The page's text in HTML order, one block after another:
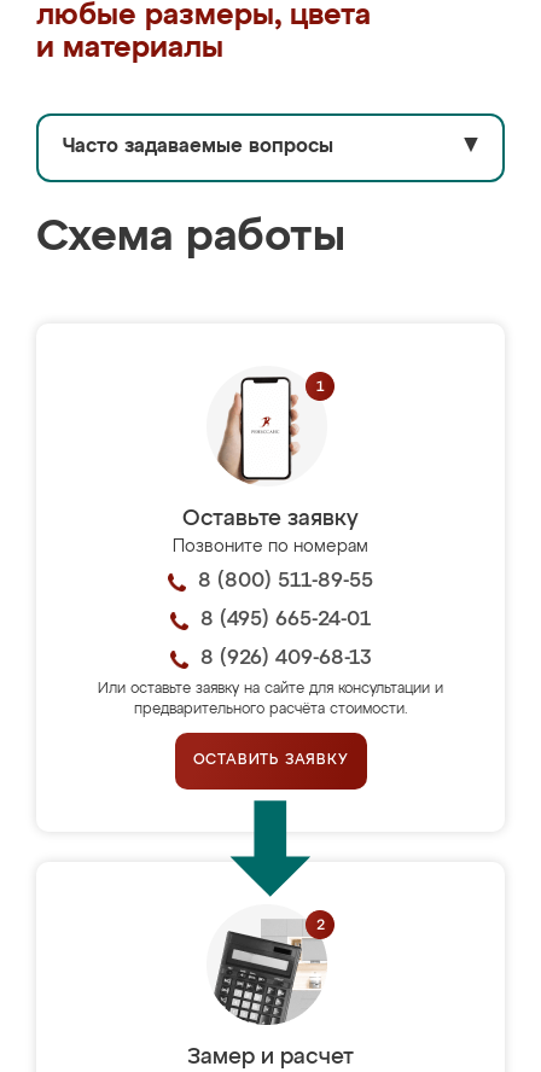
любые размеры, цвета
и материалы
Часто задаваемые вопросы ▼
Схема работы
Оставьте заявку
Позвоните по номерам
8 (800) 511-89-55
8 (495) 665-24-01
8 (926) 409-68-13
Или оставьте заявку на сайте для консультации и
предварительного расчёта стоимости.
ОСТАВИТЬ ЗАЯВКУ
Замер и расчет